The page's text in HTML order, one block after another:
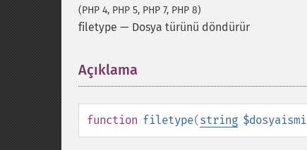
(PHP 4, PHP 5, PHP 7, PHP 8)
filetype — Dosya türünü döndürür
Açıklama
function filetype(string $dosyaismi